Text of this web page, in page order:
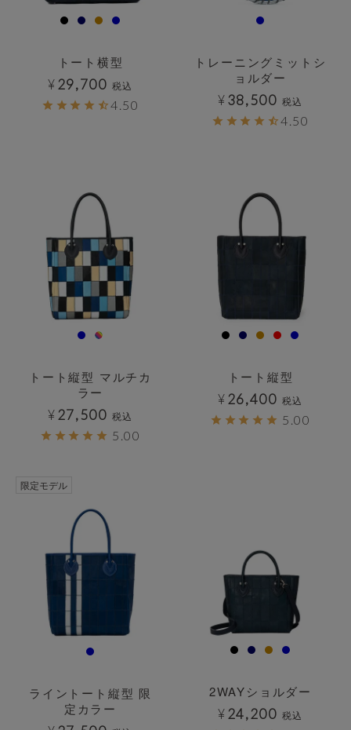
トート横型
¥ 29,700 税込
4.50
トレーニングミットシ
ョルダー
¥38,500 税込
4.50
トート縦型 マルチカ
ラー
¥ 27,500 税込
5.00
トート縦型
¥ 26,400 税込
5.00
限定モデル
ライントート縦型 限
定カラー
2WAYショルダー
¥ 24,200 税込